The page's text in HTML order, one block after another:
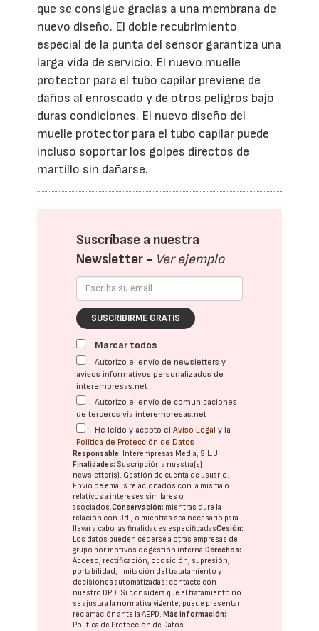
que se consigue gracias a una membrana de
nuevo diseño. El doble recubrimiento
especial de la punta del sensor garantiza una
larga vida de servicio. El nuevo muelle
protector para el tubo capilar previene de
daños al enroscado y de otros peligros bajo
duras condiciones. El nuevo diseño del
muelle protector para el tubo capilar puede
incluso soportar los golpes directos de
martillo sin dañarse.
Suscríbase a nuestra
Newsletter - Ver ejemplo
SUSCRIBIRME GRATIS
Marcar todos
Autorizo el envío de newsletters y
avisos informativos personalizados de
interempresas.net
Autorizo el envío de comunicaciones
de terceros vía interempresas.net
He leído y acepto elAviso Legal y la
Política de Protección de Datos
Responsable: Interempresas Media, S.L.U.
Finalidades: Suscripción a nuestra(s)
newsletter(s). Gestión de cuenta de usuario.
Envío de emails relacionados con la misma o
relativos a intereses similares o
asociados.Conservación: mientras dure la
relación con Ud., o mientras sea necesario para
llevar a cabo las finalidades especificadasCesión:
Los datos pueden cederse a otras empresas del
grupo por motivos de gestión interna.Derechos:
Acceso, rectificación, oposición, supresión,
portabilidad, limitación del tratatamiento y
decisiones automatizadas: contacte con
nuestro DPD. Si considera que el tratamiento no
se ajusta a la normativa vigente, puede presentar
reclamación ante laAEPD.Más información:
Política de Protección de Datos